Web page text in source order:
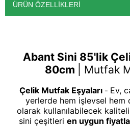
ÜRÜN ÖZELLIKLERI
Abant Sini 85'lik
80cm
Mutfak
Çelik Mutfak Eşyaları - Ev,
yerlerde hem işlevsel hem
olarak kullanılabilecek
sini çeşitleri en uygun